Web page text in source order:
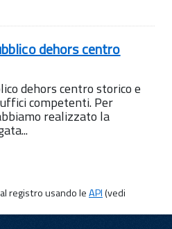
dehors centro
dehors centro storico e
competenti. Per
realizzato la
registro usando leAPI(vedi